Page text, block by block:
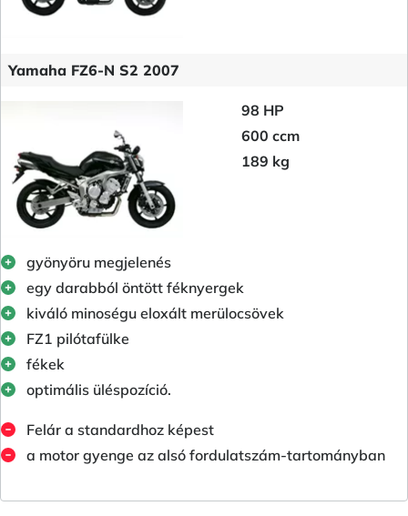
Yamaha FZ6-N S2 2007
98 HP
600 ccm
189 kg
gyönyöru megjelenés
egy darabból öntött féknyergek
kiváló minoségu eloxált merülocsövek
FZ1 pilótafülke
fékek
optimális üléspozíció.
Felár a standardhoz képest
a motor gyenge az alsó fordulatszám-tartományban